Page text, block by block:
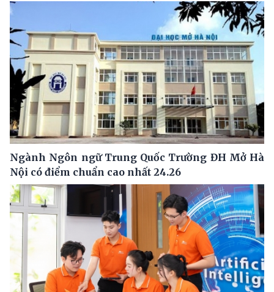
Ngành Ngôn ngữ Trung Quốc Trường ĐH Mở Hà
Nội có điểm chuẩn cao nhất 24.26